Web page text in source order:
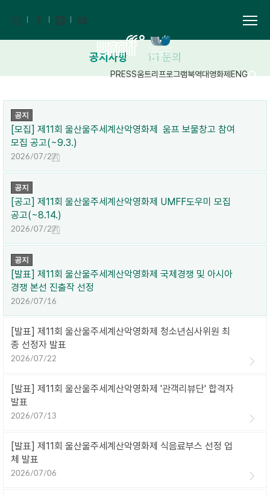
PRESS움트리프로그램북역대영화제ENG
공지사항 1:1 문의
공지
[모집] 제11회 울산울주세계산악영화제 움프 보물창고 참여
모집 공고(~9.3.)
2026/07/27
공지
[공고] 제11회 울산울주세계산악영화제 UMFF도우미 모집
공고(~8.14.)
2026/07/27
공지
[발표] 제11회 울산울주세계산악영화제 국제경쟁 및 아시아
경쟁 본선 진출작 선정
2026/07/16
[발표] 제11회 울산울주세계산악영화제 청소년심사위원 최
종 선정자 발표
2026/07/22
[발표] 제11회 울산울주세계산악영화제 '관객리뷰단' 합격자
발표
2026/07/13
[발표] 제11회 울산울주세계산악영화제 식음료부스 선정 업
체 발표
2026/07/06